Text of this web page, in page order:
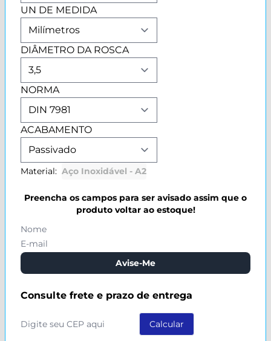
UN DE MEDIDA
DIÂMETRO DA ROSCA
NORMA
ACABAMENTO
Material: Aço Inoxidável - A2
Preencha os campos para ser avisado assim que o
produto voltar ao estoque!
Avise-Me
Consulte frete e prazo de entrega